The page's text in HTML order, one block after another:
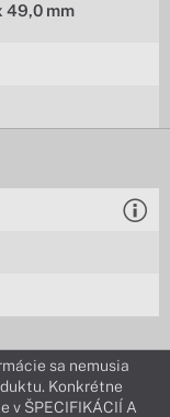
49,0 mm
sa nemusia
Konkrétne
v ŠPECIFIKÁCIÍ A